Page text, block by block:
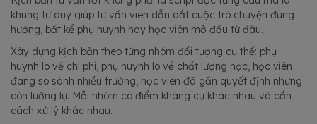
khung tư duy giúp tư vấn viên dẫn dắt cuộc trò chuyện đúng
hướng, bất kể phụ huynh hay học viên mở đầu từ đâu.
Xây dựng kịch bản theo từng nhóm đối tượng cụ thể: phụ
huynh lo về chi phí, phụ huynh lo về chất lượng học, học viên
đang so sánh nhiều trường, học viên đã gần quyết định nhưng
còn lưỡng lự. Mỗi nhóm có điểm kháng cự khác nhau và cần
cách xử lý khác nhau.